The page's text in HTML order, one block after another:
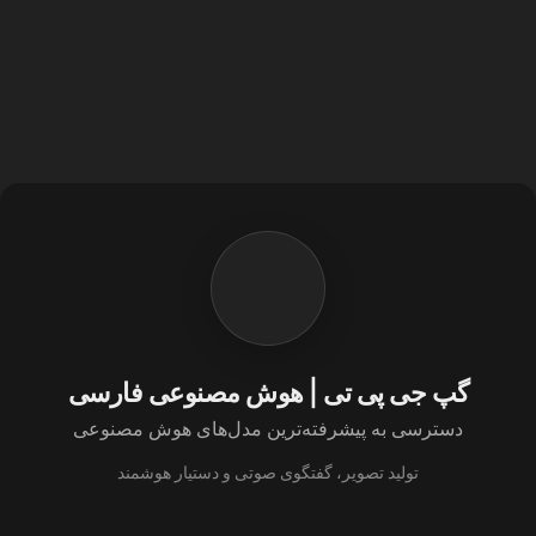
گپ جی پی تی | هوش مصنوعی فارسی
دسترسی به پیشرفته‌ترین مدل‌های هوش مصنوعی
تولید تصویر، گفتگوی صوتی و دستیار هوشمند